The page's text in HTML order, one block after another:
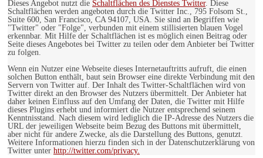
Dieses Angebot nutzt die Schaltflächen des Dienstes Twitter. Diese
Schaltflächen werden angeboten durch die Twitter Inc., 795 Folsom St.,
Suite 600, San Francisco, CA 94107, USA. Sie sind an Begriffen wie
"Twitter" oder "Folge", verbunden mit einem stillisierten blauen Vogel
erkennbar. Mit Hilfe der Schaltflächen ist es möglich einen Beitrag oder
Seite dieses Angebotes bei Twitter zu teilen oder dem Anbieter bei Twitter
zu folgen.
Wenn ein Nutzer eine Webseite dieses Internetauftritts aufruft, die einen
solchen Button enthält, baut sein Browser eine direkte Verbindung mit den
Servern von Twitter auf. Der Inhalt des Twitter-Schaltflächen wird von
Twitter direkt an den Browser des Nutzers übermittelt. Der Anbieter hat
daher keinen Einfluss auf den Umfang der Daten, die Twitter mit Hilfe
dieses Plugins erhebt und informiert die Nutzer entsprechend seinem
Kenntnisstand. Nach diesem wird lediglich die IP-Adresse des Nutzers die
URL der jeweiligen Webseite beim Bezug des Buttons mit übermittelt,
aber nicht für andere Zwecke, als die Darstellung des Buttons, genutzt.
Weitere Informationen hierzu finden sich in der Datenschutzerklärung von
Twitter unter http://twitter.com/privacy.